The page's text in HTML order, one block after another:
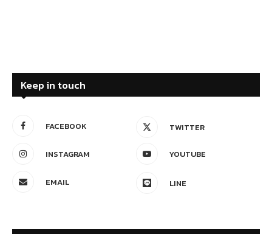
Keep in touch
FACEBOOK TWITTER
INSTAGRAM YOUTUBE
EMAIL LINE